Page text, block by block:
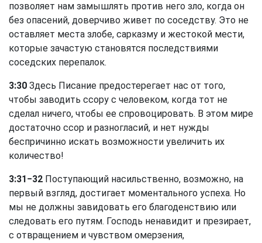
позволяет нам замышлять против него зло, когда он
без опасений, доверчиво живет по соседству. Это не
оставляет места злобе, сарказму и жестокой мести,
которые зачастую становятся последствиями
соседских перепалок.
3:30 Здесь Писание предостерегает нас от того,
чтобы заводить ссору с человеком, когда тот не
сделал ничего, чтобы ее спровоцировать. В этом мире
достаточно ссор и разногласий, и нет нужды
беспричинно искать возможности увеличить их
количество!
3:31−32 Поступающий насильственно, возможно, на
первый взгляд, достигает моментального успеха. Но
мы не должны завидовать его благоденствию или
следовать его путям. Господь ненавидит и презирает,
с отвращением и чувством омерзения,